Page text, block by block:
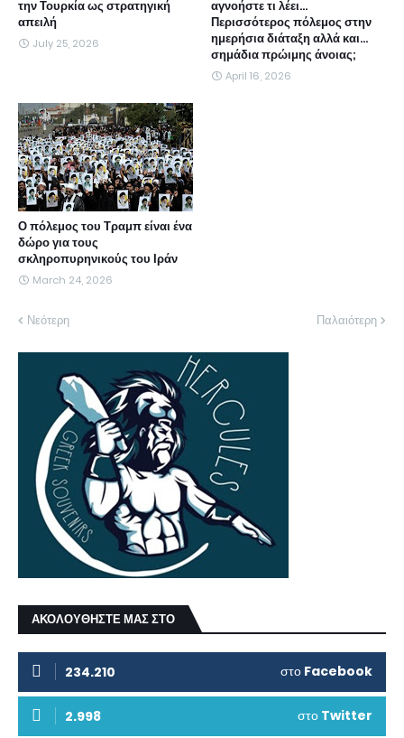
την Τουρκία ως στρατηγική
απειλή
July 25, 2026
αγνοήστε τι λέει...
Περισσότερος πόλεμος στην
ημερήσια διάταξη αλλά και...
σημάδια πρώιμης άνοιας;
April 16, 2026
Ο πόλεμος του Τραμπ είναι ένα
δώρο για τους
σκληροπυρηνικούς του Ιράν
March 24, 2026
Νεότερη Παλαιότερη
ΑΚΟΛΟΥΘΗΣΤΕ ΜΑΣ ΣΤΟ
234.210 στο Facebook
2.998 στο Twitter